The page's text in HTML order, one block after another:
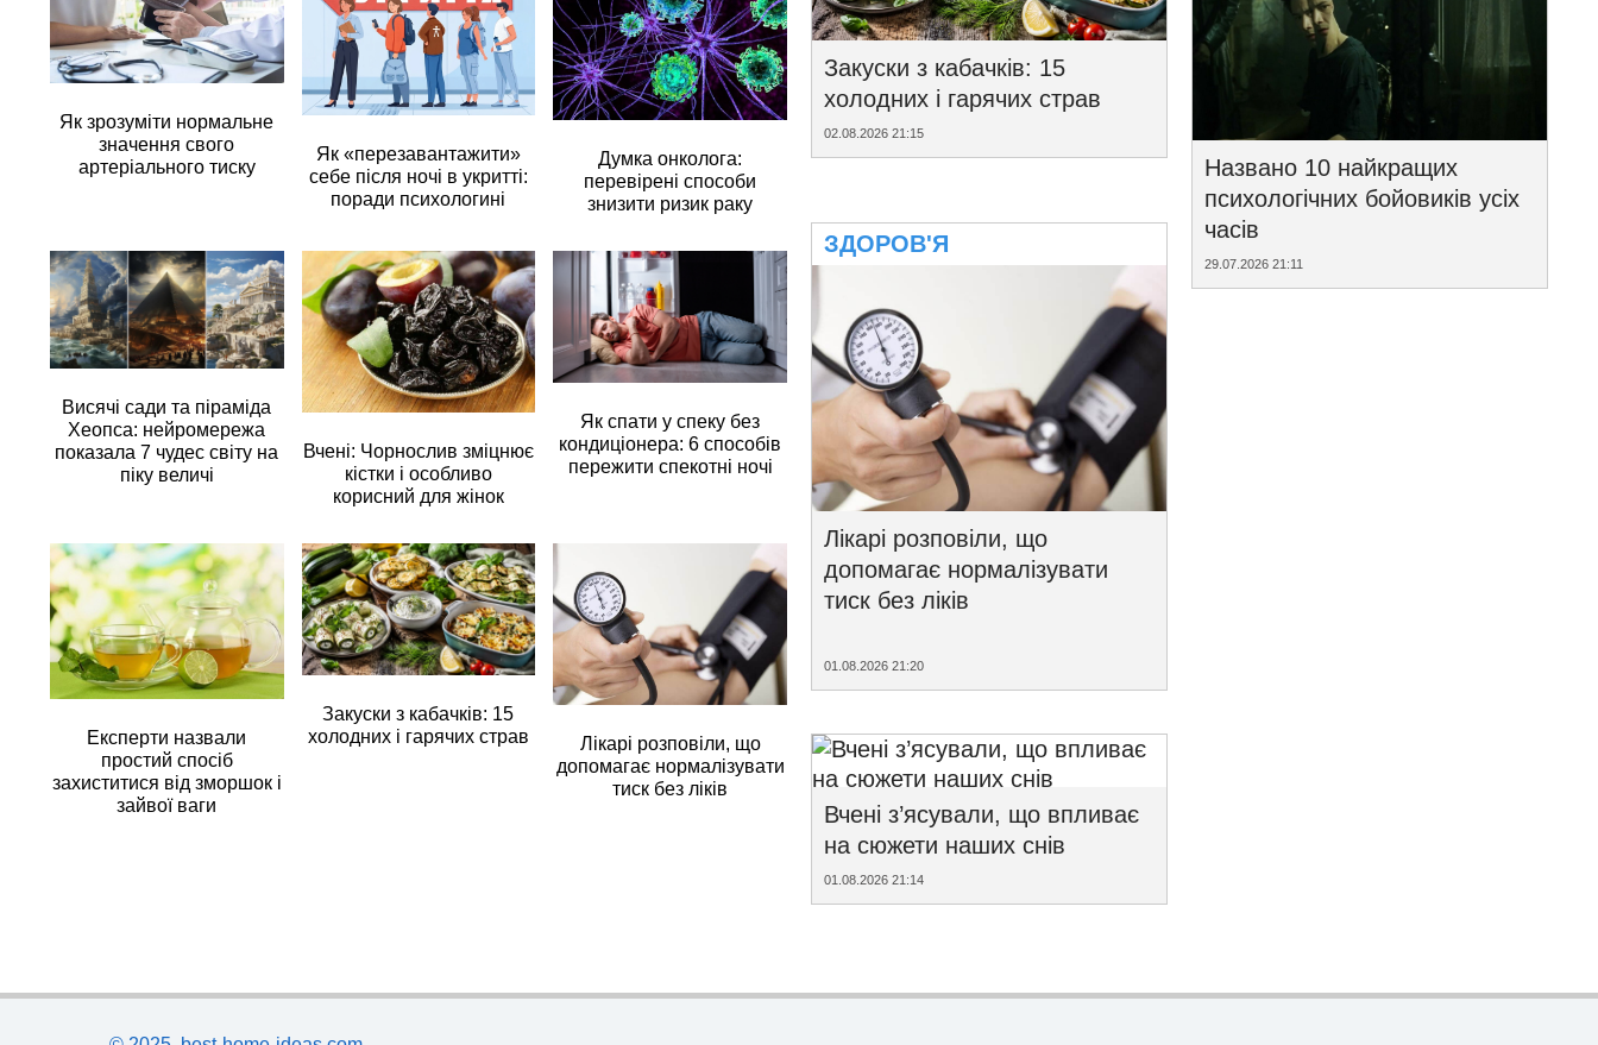
Як зрозуміти нормальне
значення свого
артеріального тиску
Як «перезавантажити»
себе після ночі в укритті:
поради психологині
Думка онколога:
перевірені способи
знизити ризик раку
Висячі сади та піраміда
Хеопса: нейромережа
показала 7 чудес світу на
піку величі
Вчені: Чорнослив зміцнює
кістки і особливо
корисний для жінок
Як спати у спеку без
кондиціонера: 6 способів
пережити спекотні ночі
Експерти назвали
простий спосіб
захиститися від зморшок і
зайвої ваги
Закуски з кабачків: 15
холодних і гарячих страв
Лікарі розповіли, що
допомагає нормалізувати
тиск без ліків
Закуски з кабачків: 15
холодних і гарячих страв
02.08.2026 21:15
ЗДОРОВ'Я
Лікарі розповіли, що
допомагає нормалізувати
тиск без ліків
01.08.2026 21:20
Вчені з’ясували, що впливає
на сюжети наших снів
01.08.2026 21:14
Названо 10 найкращих
психологічних бойовиків усіх
часів
29.07.2026 21:11